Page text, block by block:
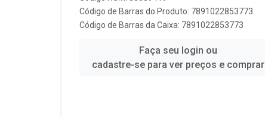
Código de Barras do Produto: 7891022853773
Código de Barras da Caixa: 7891022853773
Faça seu login ou
cadastre-se para ver preços e comprar